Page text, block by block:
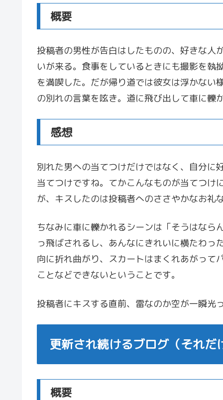
概要
投稿者の男性が告白はしたものの、好きな人
いが来る。食事をしているときにも撮影を
を満喫した。だが帰り道では彼女は浮かな
の別れの言葉を呟き。道に飛び出して車に轢
感想
別れた男への当てつけだけではなく、自分に
当てつけですね。てかこんなものが当てつけ
が、キスしたのは投稿者へのささやかなお礼
ちなみに車に轢かれるシーンは「そうはな
っ飛ばされるし、あんなにきれいに横たわ
向に折れ曲がり、スカートはまくれあがって
ことなどできないということです。
投稿者にキスする直前、雷なのか空が一瞬光
更新され続けるブログ（それだ
概要